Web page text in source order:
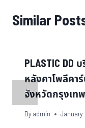
Similar
PLASTIC DD
หลังคาโพลีคา
จังหวัดกรุงเท
By admin January